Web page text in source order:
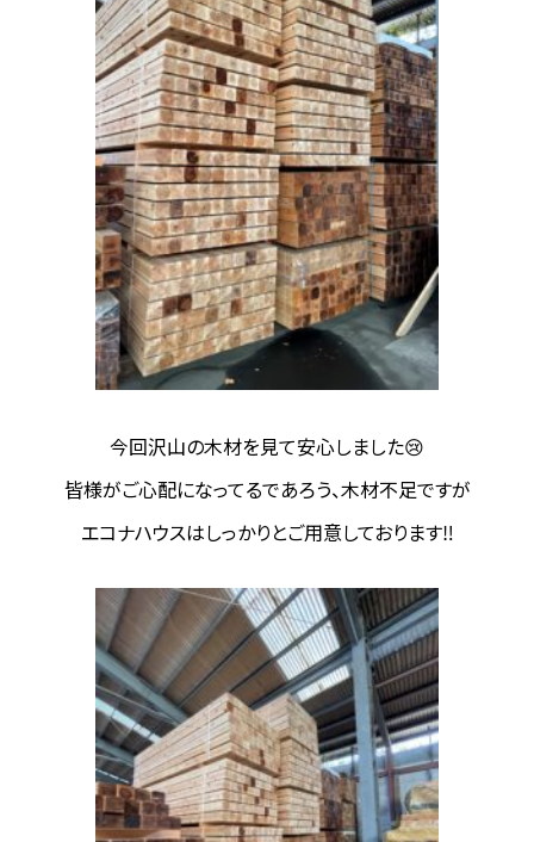
今回沢山の木材を見て安心しました😢
皆様がご心配になってるであろう、木材不足ですが
エコナハウスはしっかりとご用意しております‼